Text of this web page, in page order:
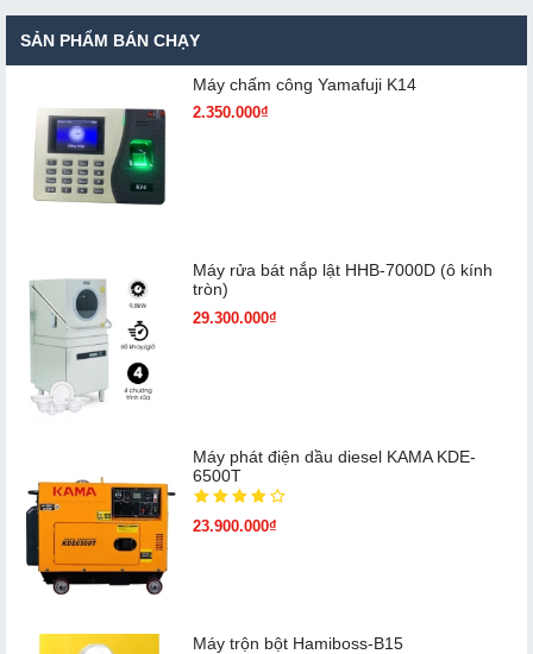
SẢN PHẨM BÁN CHẠY
Máy chấm cô​ng Yamafuji K14
2.350.000₫
Máy rửa bát nắp lật HHB-7000D (ô kính
tròn)
29.300.000₫
Máy phát điện dầu diesel KAMA KDE-
6500T
23.900.000₫
Máy trộn bột Hamiboss-B15